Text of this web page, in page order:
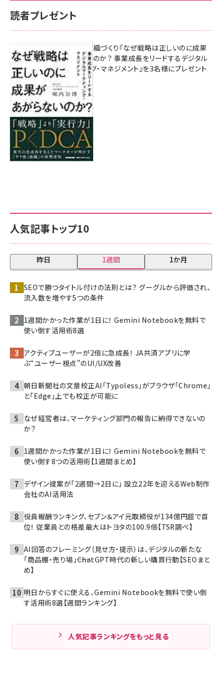
人気記事トップ10
昨日 1週間 1か月
SEOで勝つタイトル付けの法則とは？ グーグルから評価され、
流入数を増やす5つの条件
1週間かかった作業が1日に！ Gemini Notebookを無料で
使い倒す活用術8選
アクティブユーザーが2倍に急成長！ JA共済アプリに学
ぶ“ユーザー視点”のUI/UX改善
朝日新聞社の文章校正AI「Typoless」がブラウザ「Chrome」
と「Edge」上でも校正が可能に
なぜ経営者は、マーケティング部門の報告に納得できないの
か？
1週間かかった作業が1日に！ Gemini Notebookを無料で
使い倒す8つの活用術【1週間まとめ】
デザイン提案が「2週間→2日に」 設立22年を迎えるWeb制作
会社のAI活用法
役員報酬ランキング、セブン＆アイ元取締役が134億円超で首
位！ 従業員との格差最大はトヨタの100.9倍【TSR調べ】
AI回答のフレーミング（見せ方・提示）は、デジタルの新たな
「商品棚・売り場」――ChatGPT時代の新しい購買行動【SEOまと
め】
明日からすぐに使える、Gemini Notebookを無料で使い倒
す活用術8選【週間ランキング】
人気記事ランキングをもっと見る
読者プレゼント
成果を生む組織づくり『なぜ戦略は正しいのに成果
があがらないのか？ 事業成長をリードするデジタル
マーケティング・マネジメント』を3名様にプレゼント
8月7日 10:00